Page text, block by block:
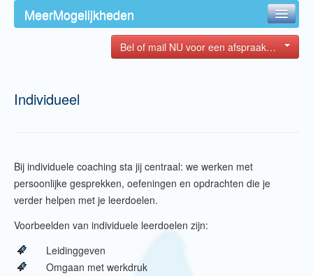
Primair Menu
Spring naar inhoud
MeerMogelijkheden
COACHING
Bel of mail NU voor een afspraak…
Individueel
Bij individuele coaching sta jij centraal: we werken met
persoonlijke gesprekken, oefeningen en opdrachten die je
verder helpen met je leerdoelen.
Voorbeelden van individuele leerdoelen zijn:
Leidinggeven
Omgaan met werkdruk